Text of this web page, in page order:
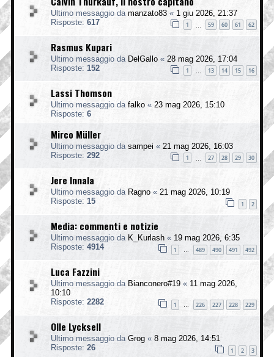
Ultimo messaggio da manzato83 « 1 giu 2026, 21:37
Risposte: 617 1 59 60 61 62
Rasmus Kupari
Ultimo messaggio da DelGallo « 28 mag 2026, 17:04
Risposte: 152 1 13 14 15 16
Lassi Thomson
Ultimo messaggio da falko « 23 mag 2026, 15:10
Risposte: 6
Mirco Müller
Ultimo messaggio da sampei « 21 mag 2026, 16:03
Risposte: 292 1 27 28 29 30
Jere Innala
Ultimo messaggio da Ragno « 21 mag 2026, 10:19
Risposte: 15 1 2
Media: commenti e notizie
Ultimo messaggio da K_Kurlash « 19 mag 2026, 6:35
Risposte: 4914 1 … 489 490 491 492
Luca Fazzini
Ultimo messaggio da Bianconero#19 « 11 mag 2026,
10:10
Risposte: 2282 1 … 226 227 228 229
Olle Lycksell
Ultimo messaggio da Grog « 8 mag 2026, 14:51
Risposte: 26 1 2 3